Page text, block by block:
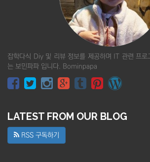
잡학다식 Diy 및 리뷰 정보를 제공하며 IT 관련 프로
는 보민파파 입니다. Bominpapa
LATEST FROM OUR BLOG
RSS 구독하기